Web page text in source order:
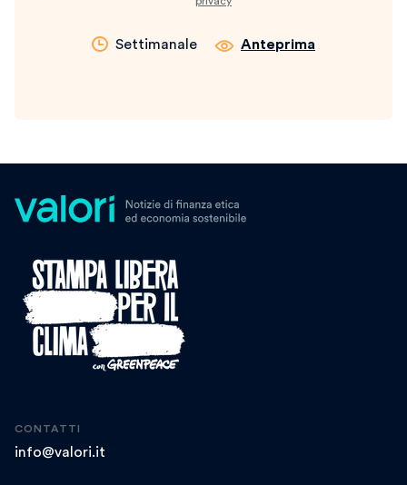
Settimanale Anteprima
CONTATTI
info@valori.it